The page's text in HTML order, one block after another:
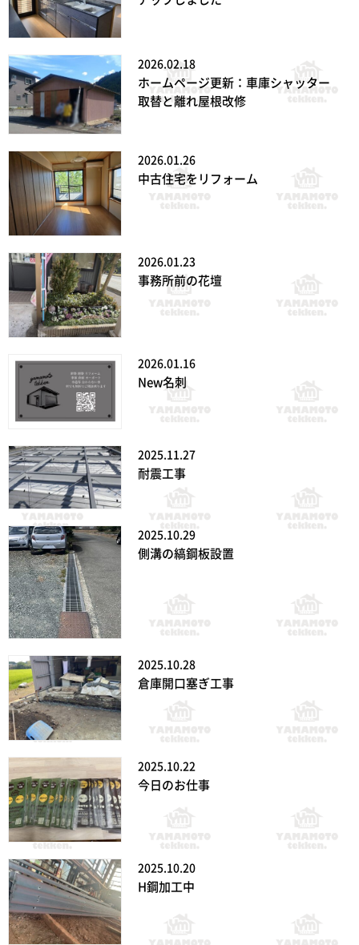
2026.02.18
ホームページ更新：車庫シャッター
取替と離れ屋根改修
2026.01.26
中古住宅をリフォーム
2026.01.23
事務所前の花壇
2026.01.16
New名刺
2025.11.27
耐震工事
2025.10.29
側溝の縞鋼板設置
2025.10.28
倉庫開口塞ぎ工事
2025.10.22
今日のお仕事
2025.10.20
H鋼加工中